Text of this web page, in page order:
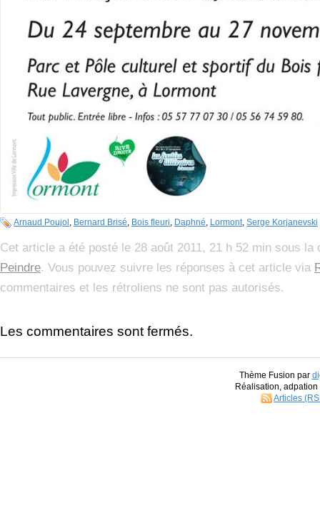
Arnaud Poujol , Bernard Brisé, Bois fleuri, Daphné, Lormont, Serge Korjanevski
Cet article a été posté le 28 août 2011, 21 h 52 min sous
Peindre. Vous pouvez suivre les réponses à cet article via
commentaires et les rétroliens ne sont pas autorisés.
Les commentaires sont fermés.
Thème Fusion par
Réalisation,
Articles